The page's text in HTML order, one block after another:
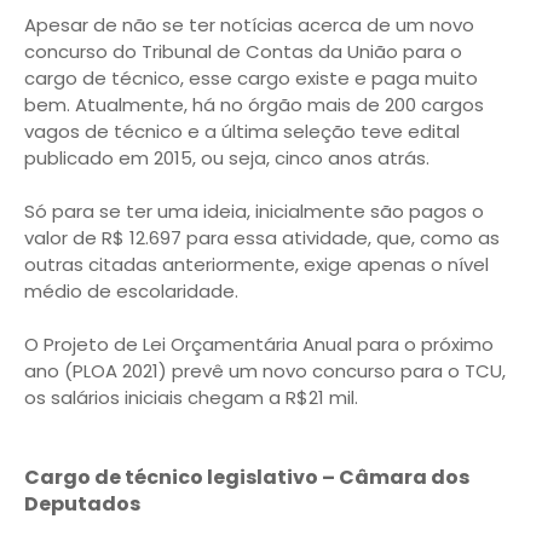
Apesar de não se ter notícias acerca de um novo
concurso do Tribunal de Contas da União para o
cargo de técnico, esse cargo existe e paga muito
bem. Atualmente, há no órgão mais de 200 cargos
vagos de técnico e a última seleção teve edital
publicado em 2015, ou seja, cinco anos atrás.
Só para se ter uma ideia, inicialmente são pagos o
valor de R$ 12.697 para essa atividade, que, como as
outras citadas anteriormente, exige apenas o nível
médio de escolaridade.
O Projeto de Lei Orçamentária Anual para o próximo
ano (PLOA 2021) prevê um novo concurso para o TCU,
os salários iniciais chegam a R$21 mil.
Cargo de técnico legislativo – Câmara dos
Deputados